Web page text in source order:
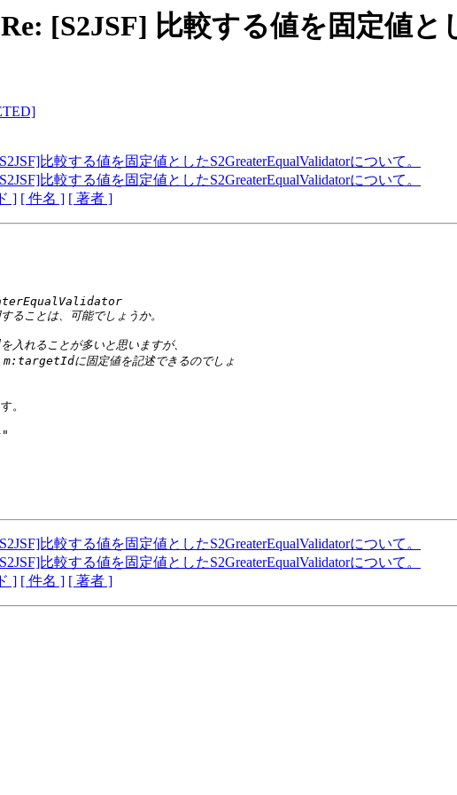
Re: [S2JSF] 比較する値を固定値
比較する値を固定値としたS2GreaterEqualValidatorについて。
比較する値を固定値としたS2GreaterEqualValidatorについて。
] [ 件名 ] [ 著者 ]
。
比較する値を固定値としたS2GreaterEqualValidatorについて。
比較する値を固定値としたS2GreaterEqualValidatorについて。
] [ 件名 ] [ 著者 ]